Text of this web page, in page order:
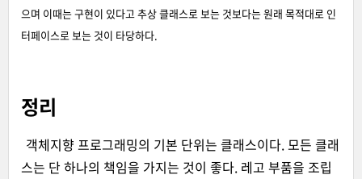
으며 이때는 구현이 있다고 추상 클래스로 보는 것보다는 원래 목적대로 인
터페이스로 보는 것이 타당하다.
정리
객체지향 프로그래밍의 기본 단위는 클래스이다. 모든 클래
스는 단 하나의 책임을 가지는 것이 좋다. 레고 부품을 조립